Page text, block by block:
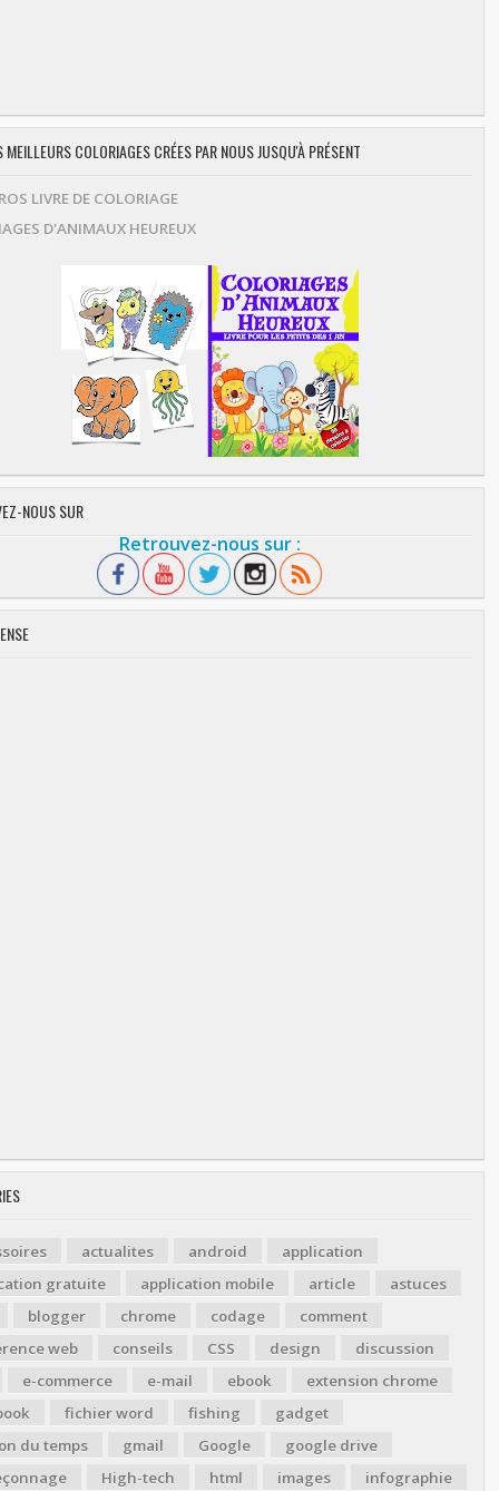
MEILLEURS COLORIAGES CRÉES PAR NOUS JUSQU'À PRÉSENT
LIVRE DE COLORIAGE
D'ANIMAUX HEUREUX
NOUS SUR
Retrouvez-nous sur :
actualites android
application
gratuite
application mobile article
astuces
blogger
chrome codage
comment
web
conseils CSS design
discussion
e-commerce
e-mail ebook
extension chrome
fichier word fishing
gadget
du temps
gmail Google
google drive
High-tech html images
infographie